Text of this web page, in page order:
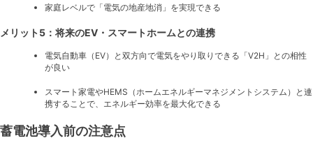
家庭レベルで「電気の地産地消」を実現できる
メリット5：将来のEV・スマートホームとの連携
電気自動車（EV）と双方向で電気をやり取りできる「V2H」との相性
が良い
スマート家電やHEMS（ホームエネルギーマネジメントシステム）と連
携することで、エネルギー効率を最大化できる
蓄電池導入前の注意点